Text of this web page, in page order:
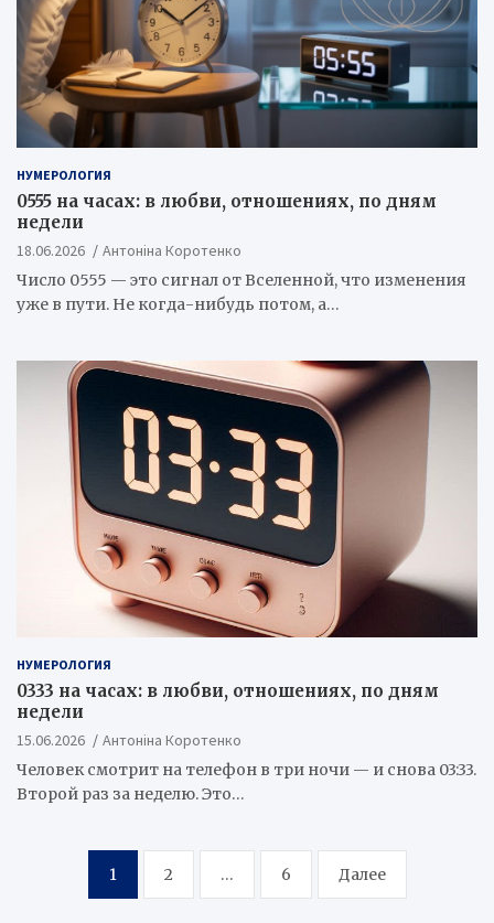
НУМЕРОЛОГИЯ
0555 на часах: в любви, отношениях, по дням
недели
18.06.2026
Антоніна Коротенко
Число 0555 — это сигнал от Вселенной, что изменения
уже в пути. Не когда-нибудь потом, а…
НУМЕРОЛОГИЯ
0333 на часах: в любви, отношениях, по дням
недели
15.06.2026
Антоніна Коротенко
Человек смотрит на телефон в три ночи — и снова 03:33.
Второй раз за неделю. Это…
Пагинация
записей
1 2 … 6 Далее